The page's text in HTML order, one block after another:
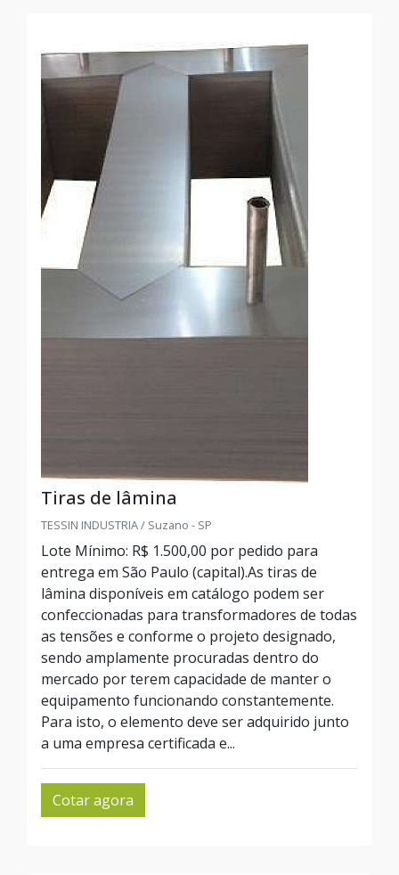
Tiras de lâmina
TESSIN INDUSTRIA / Suzano - SP
Lote Mínimo: R$ 1.500,00 por pedido para
entrega em São Paulo (capital).As tiras de
lâmina disponíveis em catálogo podem ser
confeccionadas para transformadores de todas
as tensões e conforme o projeto designado,
sendo amplamente procuradas dentro do
mercado por terem capacidade de manter o
equipamento funcionando constantemente.
Para isto, o elemento deve ser adquirido junto
a uma empresa certificada e...
Cotar agora